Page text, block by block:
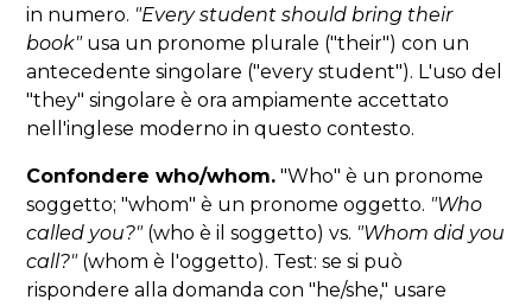
in numero. "Every student should bring their
book"usa un pronome plurale ("their") con un
antecedente singolare ("every student"). L'uso del
"they" singolare è ora ampiamente accettato
nell'inglese moderno in questo contesto.
Confondere who/whom. "Who" è un pronome
soggetto; "whom" è un pronome oggetto. "Who
called you?"(who è il soggetto) vs. "Whom did you
call?"(whom è l'oggetto). Test: se si può
rispondere alla domanda con "he/she," usare